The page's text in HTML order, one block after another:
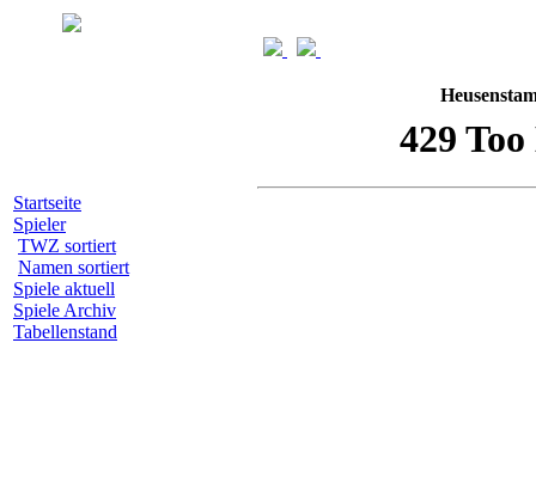
Startseite
Spieler
TWZ sortiert
Namen sortiert
Spiele aktuell
Spiele Archiv
Tabellenstand